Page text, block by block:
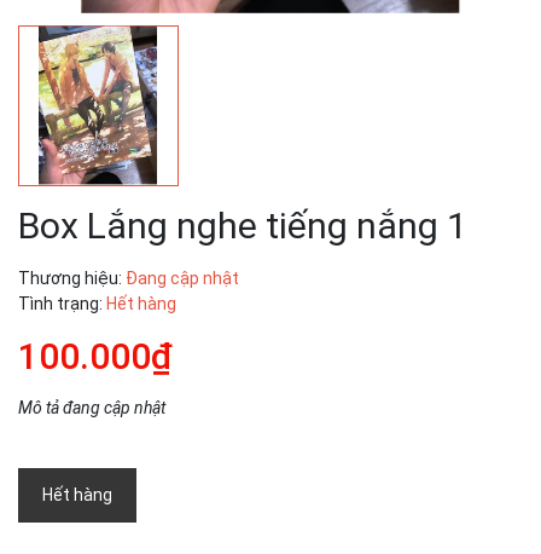
Box Lắng nghe tiếng nắng 1
Thương hiệu: Đang cập nhật
Tình trạng: Hết hàng
100.000₫
Mô tả đang cập nhật
Hết hàng